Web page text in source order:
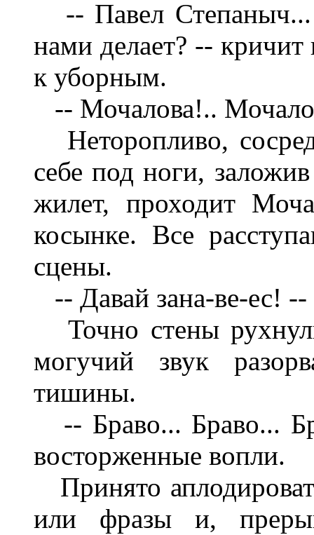
-- Павел Степаныч...
нами делает? --
к уборным.
-- Мочалова!..
Неторопливо,
себе под ноги,
жилет, проходит
косынке. Все
сцены.
-- Давай зана-ве-ес! --
Точно стены
могучий звук
тишины.
-- Браво... Браво...
восторженные вопли.
Принято
или фразы и,